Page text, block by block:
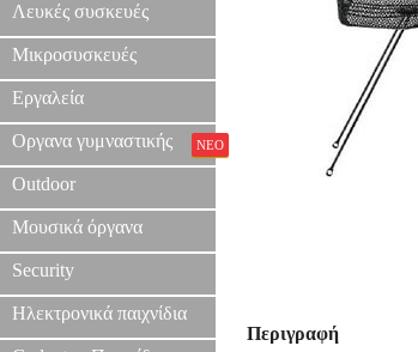
Λευκές συσκευές
Μικροσυσκευές
Εργαλεία
Οργανα γυμναστικής ΝΕΟ
Outdoor
Μουσικά όργανα
Security
Ηλεκτρονικά παιχνίδια
Περιγραφή